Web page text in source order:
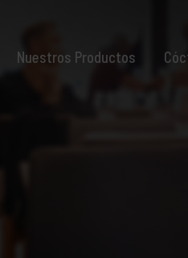
Nuestros Productos